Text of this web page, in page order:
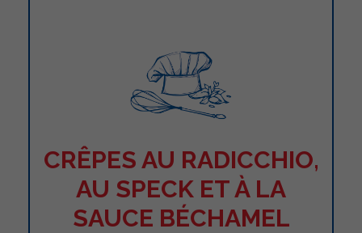
CRÊPES AU RADICCHIO,
AU SPECK ET À LA
SAUCE BÉCHAMEL